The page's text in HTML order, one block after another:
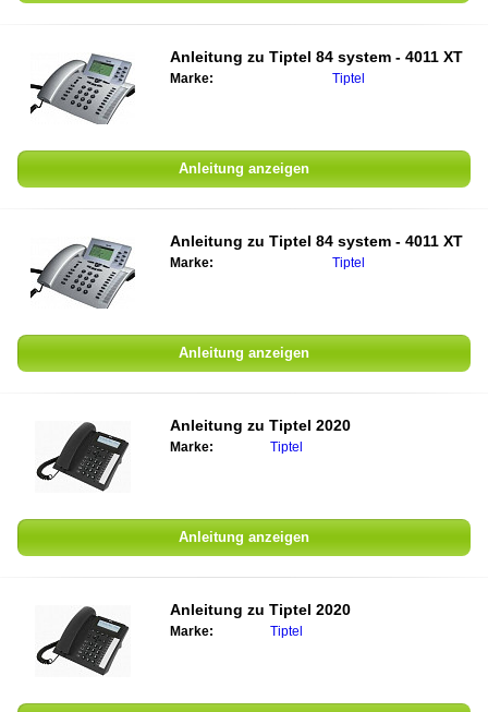
Anleitung zu Tiptel 84 system - 4011 XT
Marke: Tiptel
Anleitung anzeigen
Anleitung zu Tiptel 84 system - 4011 XT
Marke: Tiptel
Anleitung anzeigen
Anleitung zu Tiptel 2020
Marke: Tiptel
Anleitung anzeigen
Anleitung zu Tiptel 2020
Marke: Tiptel